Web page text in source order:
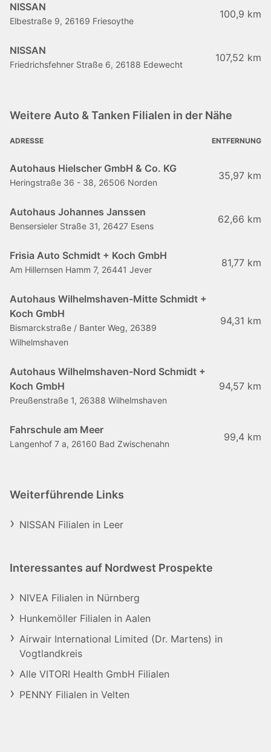
NISSAN
Elbestraße 9, 26169 Friesoythe
100,9 km
NISSAN
Friedrichsfehner Straße 6, 26188 Edewecht
107,52 km
Weitere Auto & Tanken Filialen in der Nähe
ADRESSE ENTFERNUNG
Autohaus Hielscher GmbH & Co. KG
Heringstraße 36 - 38, 26506 Norden
35,97 km
Autohaus Johannes Janssen
Bensersieler Straße 31, 26427 Esens
62,66 km
Frisia Auto Schmidt + Koch GmbH
Am Hillernsen Hamm 7, 26441 Jever
81,77 km
Autohaus Wilhelmshaven-Mitte Schmidt +
Koch GmbH
Bismarckstraße / Banter Weg, 26389
Wilhelmshaven
94,31 km
Autohaus Wilhelmshaven-Nord Schmidt +
Koch GmbH
Preußenstraße 1, 26388 Wilhelmshaven
94,57 km
Fahrschule am Meer
Langenhof 7 a, 26160 Bad Zwischenahn
99,4 km
Weiterführende Links
NISSAN Filialen in Leer
Interessantes auf Nordwest Prospekte
NIVEA Filialen in Nürnberg
Hunkemöller Filialen in Aalen
Airwair International Limited (Dr. Martens) in
Vogtlandkreis
Alle VITORI Health GmbH Filialen
PENNY Filialen in Velten